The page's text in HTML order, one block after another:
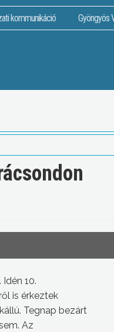
kommunikáció Gyöngyös
10.
is érkeztek
Tegnap bezárt
Az